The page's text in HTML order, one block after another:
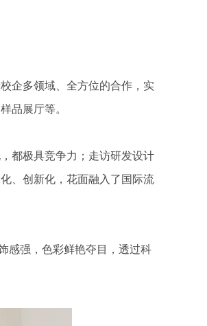
企多领域、全方位的合作，实
品展厅等。
都极具竞争力；走访研发设计
、创新化，花面融入了国际流
感强，色彩鲜艳夺目，透过科